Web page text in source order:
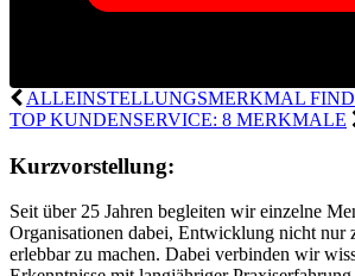
ALLEINSTELLUNGSMERKMAL
TOP KUNDENSERVICE: 8 MERKMALE
Seitenende
weiterer
Inhalt
Kurzvorstellung:
Seit über 25 Jahren begleiten wir einzelne
Organisationen dabei, Entwicklung nicht nur
erlebbar zu machen. Dabei verbinden wir